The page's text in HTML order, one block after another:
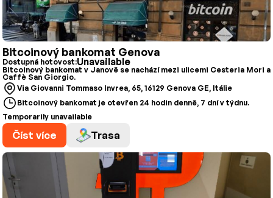
Bitcoinový bankomat Genova
Dostupná hotovost:Unavailable
Bitcoinový bankomat v Janově se nachází mezi ulicemi Cesteria Mori a
Caffè San Giorgio.
Via Giovanni Tommaso Invrea, 65, 16129 Genova GE, Itálie
Bitcoinový bankomat je otevřen 24 hodin denně, 7 dní v týdnu.
Temporarily unavailable
Číst více Trasa